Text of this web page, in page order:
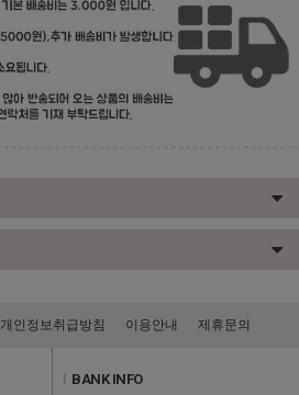
개인정보취급방침 이용안내 제휴문의
BANK INFO